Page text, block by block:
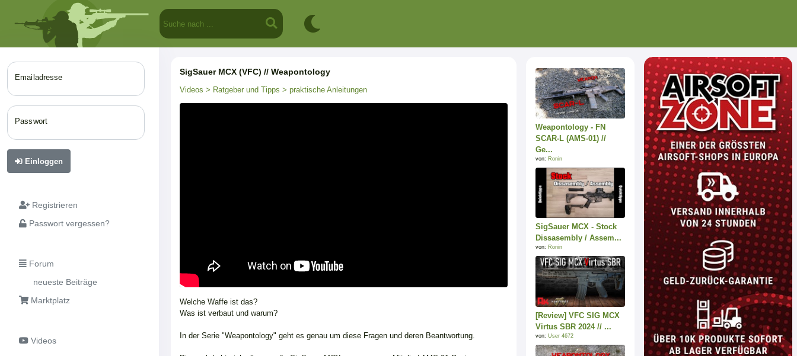
Emailadresse
Passwort
Einloggen
Registrieren
Passwort vergessen?
Forum
neueste Beiträge
Marktplatz
Videos
SigSauer MCX (VFC) // Weapontology
Videos > Ratgeber und Tipps > praktische Anleitungen
Welche Waffe ist das?
Was ist verbaut und warum?
In der Serie "Weapontology" geht es genau um diese Fragen und deren Beantwortung.
Weapontology - FN
SCAR-L (AMS-01) //
Ge...
von: Ronin
SigSauer MCX - Stock
Dissasembly / Assem...
von: Ronin
[Review] VFC SIG MCX
Virtus SBR 2024 // ...
von: User 4672